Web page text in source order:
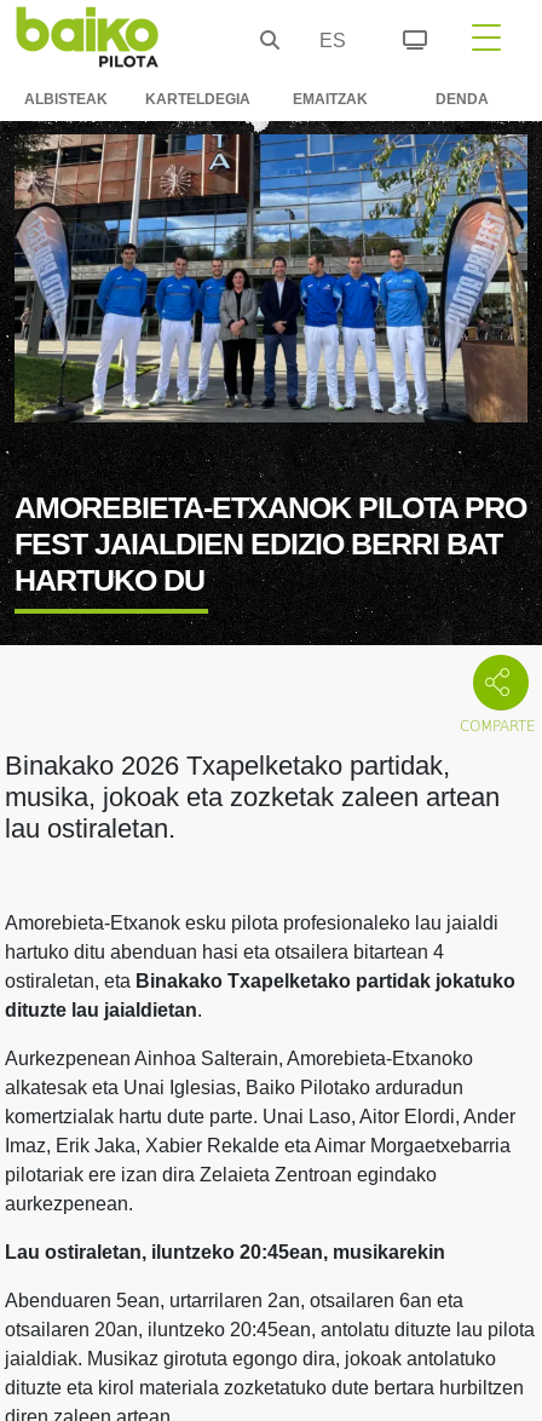
ES
ALBISTEAK KARTELDEGIA EMAITZAK DENDA
AMOREBIETA-ETXANOK PILOTA PRO
FEST JAIALDIEN EDIZIO BERRI BAT
HARTUKO DU
Binakako 2026 Txapelketako partidak,
musika, jokoak eta zozketak zaleen artean
lau ostiraletan.
Amorebieta-Etxanok esku pilota profesionaleko lau jaialdi
hartuko ditu abenduan hasi eta otsailera bitartean 4
ostiraletan, eta Binakako Txapelketako partidak jokatuko
dituzte lau jaialdietan.
Aurkezpenean Ainhoa Salterain, Amorebieta-Etxanoko
alkatesak eta Unai Iglesias, Baiko Pilotako arduradun
komertzialak hartu dute parte. Unai Laso, Aitor Elordi, Ander
Imaz, Erik Jaka, Xabier Rekalde eta Aimar Morgaetxebarria
pilotariak ere izan dira Zelaieta Zentroan egindako
aurkezpenean.
Lau ostiraletan, iluntzeko 20:45ean, musikarekin
Abenduaren 5ean, urtarrilaren 2an, otsailaren 6an eta
otsailaren 20an, iluntzeko 20:45ean, antolatu dituzte lau pilota
jaialdiak. Musikaz girotuta egongo dira, jokoak antolatuko
dituzte eta kirol materiala zozketatuko dute bertara hurbiltzen